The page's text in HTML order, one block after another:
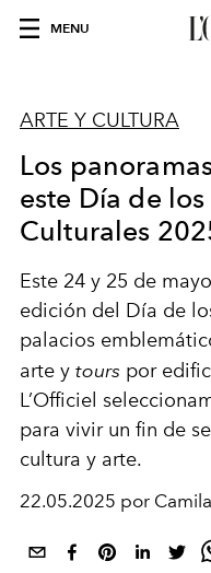
MENU
ARTE Y CULTURA
Los
este Día de
Culturales
Este 24 y 25 de
edición del Día de
palacios
arte y tours por
L’Officiel
para vivir un fin de
cultura y arte.
22.05.2025 por